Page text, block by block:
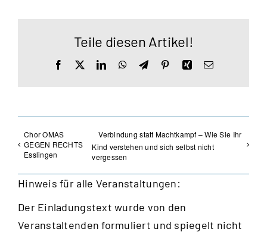
Teile diesen Artikel!
Facebook LinkedInWhatsApp
TelegramPinterestXingE-
Chor OMAS
GEGEN RECHTS
Esslingen
Verbindung statt Machtkampf – Wie Sie Ihr
Kind verstehen und sich selbst nicht
vergessen
Hinweis für alle Veranstaltungen:
Der Einladungstext wurde von den
Veranstaltenden formuliert und spiegelt nicht